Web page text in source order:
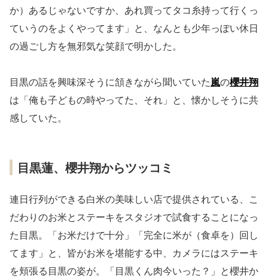
か）あるじゃないですか、あれ買ってタコ糸持って行くっ
ていうのをよくやってます」と、なんとも少年っぽい休日
の過ごし方を無邪気な笑顔で明かした。
目黒の話を興味深そうに頷きながら聞いていた嵐の櫻井翔
は「俺も子どもの時やってた、それ」と、懐かしそうに共
感していた。
目黒蓮、櫻井翔からツッコミ
連日行列ができる白米の美味しい店で提供されている、こ
だわりのお米とステーキをスタジオで試食することになっ
た目黒。「お米だけで十分」「完全に米が（食卓を）回し
てます」と、皆がお米を堪能する中、カメラにはステーキ
を頬張る目黒の姿が。「目黒くん肉今いった？」と櫻井か